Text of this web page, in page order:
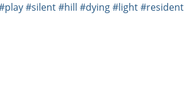
#silent#hill #dying#light#resident